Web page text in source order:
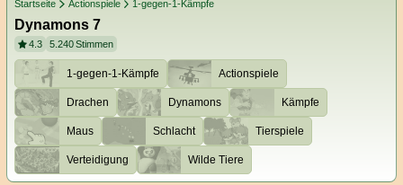
Startseite Actionspiele 1-gegen-1-Kämpfe
Dynamons 7
4.3 5.240Stimmen
1-gegen-1-Kämpfe Actionspiele
Drachen Dynamons Kämpfe
Maus Schlacht Tierspiele
Verteidigung Wilde Tiere